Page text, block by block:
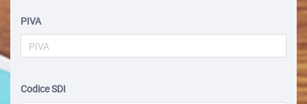
PIVA
Codice SDI